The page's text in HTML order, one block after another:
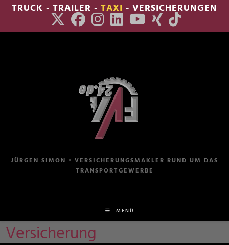
Zum
springen
TRUCK - TRAILER - TAXI - VERSICHERUNGEN
JÜRGEN SIMON • VERSICHERUNGSMAKLER RUND UM DAS
TRANSPORTGEWERBE
MENÜ
Versicherung